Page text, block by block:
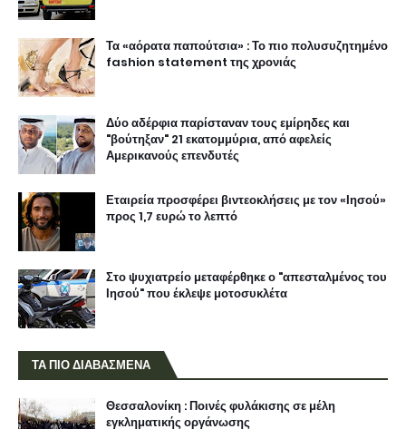
Τα «αόρατα παπούτσια» : Το πιο πολυσυζητημένο
fashion statement της χρονιάς
Δύο αδέρφια παρίσταναν τους εμίρηδες και
"βούτηξαν" 21 εκατομμύρια, από αφελείς
Αμερικανούς επενδυτές
Εταιρεία προσφέρει βιντεοκλήσεις με τον «Ιησού»
προς 1,7 ευρώ το λεπτό
Στο ψυχιατρείο μεταφέρθηκε ο "απεσταλμένος του
Ιησού" που έκλεψε μοτοσυκλέτα
ΤΑ ΠΙΟ ΔΙΑΒΑΣΜΕΝΑ
Θεσσαλονίκη : Ποινές φυλάκισης σε μέλη
εγκληματικής οργάνωσης